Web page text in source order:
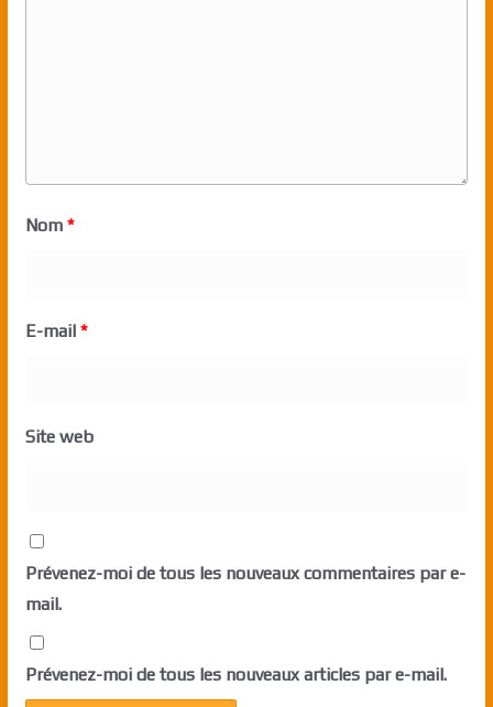
Nom *
E-mail *
Site web
Prévenez-moi de tous les nouveaux commentaires par e-
mail.
Prévenez-moi de tous les nouveaux articles par e-mail.